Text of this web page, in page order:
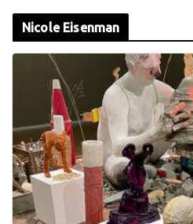
Nicole Eisenman